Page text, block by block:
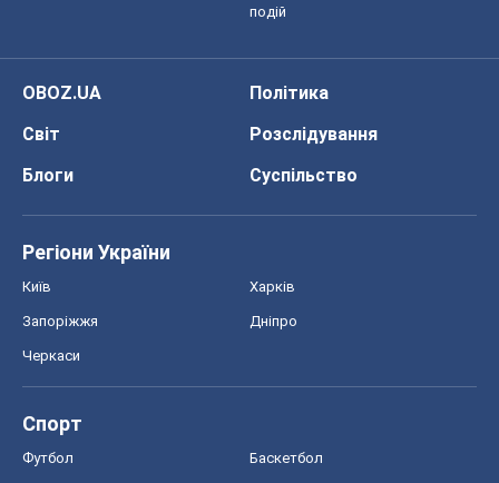
подій
OBOZ.UA
Політика
Світ
Розслідування
Блоги
Суспільство
Регіони України
Київ Харків
Запоріжжя Дніпро
Черкаси
Спорт
Футбол Баскетбол